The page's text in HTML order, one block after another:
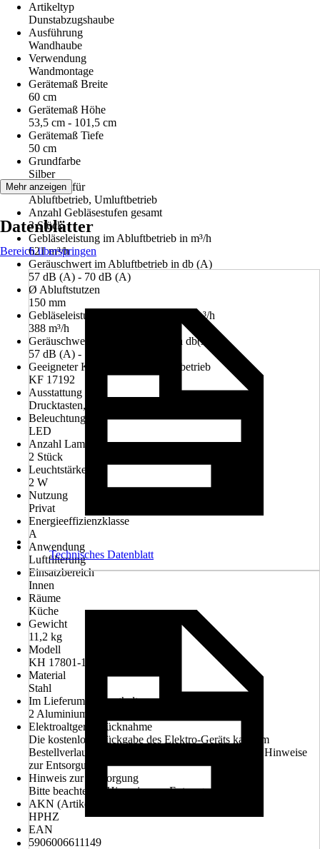
Artikeltyp
Dunstabzugshaube
Ausführung
Wandhaube
Verwendung
Wandmontage
Gerätemaß Breite
60 cm
Gerätemaß Höhe
53,5 cm - 101,5 cm
Gerätemaß Tiefe
50 cm
Grundfarbe
Silber
Geeignet für
Abluftbetrieb, Umluftbetrieb
Anzahl Gebläsestufen gesamt
3 Stück
Gebläseleistung im Abluftbetrieb in m³/h
621 m³/h
Geräuschwert im Abluftbetrieb in db (A)
57 dB (A) - 70 dB (A)
Ø Abluftstutzen
150 mm
Gebläseleistung im Umluftbetrieb in m³/h
388 m³/h
Geräuschwert im Umluftbetrieb in db(A)
57 dB (A) - 70 dB (A)
Geeigneter Kohlefilter für Umluftbetrieb
KF 17192
Ausstattung
Drucktasten, LED Beleuchtung, 3 Leistungsstufen
Beleuchtung
LED
Anzahl Lampen
2 Stück
Leuchtstärke
2 W
Nutzung
Privat
Energieeffizienzklasse
A
Anwendung
Luftfilterung
Einsatzbereich
Innen
Räume
Küche
Gewicht
11,2 kg
Modell
KH 17801-1 E
Material
Stahl
Im Lieferumfang enthalten
2 Aluminium Fettfilter
Elektroaltgerät-Rücknahme
Die kostenlose Rückgabe des Elektro-Geräts kann im
Bestellverlauf ausgewählt werden. Bitte beachte die Hinweise
zur Entsorgung.
Hinweis zur Entsorgung
Bitte beachte die Hinweise zur Entsorgung
AKN (Artikelkurznummer)
HPHZ
EAN
5906006611149
Mehr anzeigen
Datenblätter
Bereich überspringen
Technisches Datenblatt